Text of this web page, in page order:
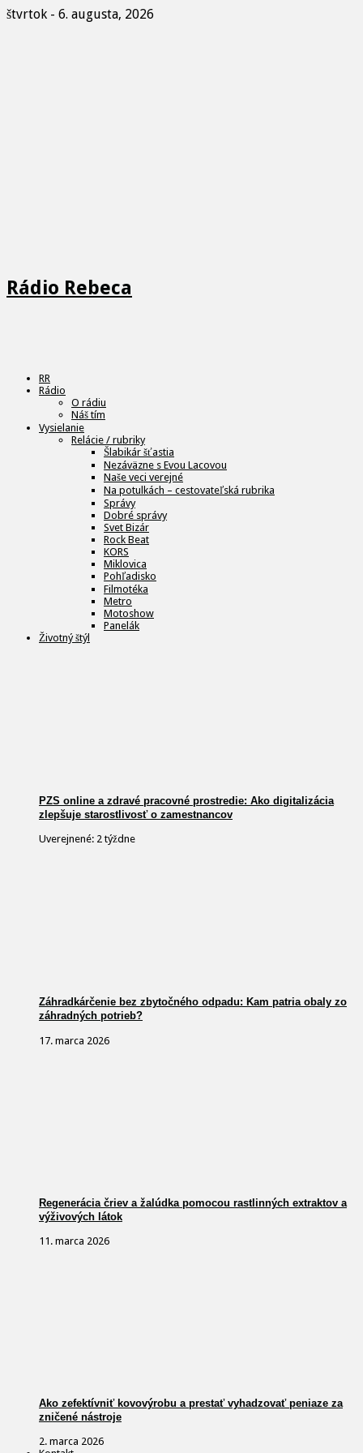
štvrtok - 6. augusta, 2026
Rádio Rebeca
RR
Rádio
O rádiu
Náš tím
Vysielanie
Relácie / rubriky
Šlabikár šťastia
Nezáväzne s Evou Lacovou
Naše veci verejné
Na potulkách – cestovateľská rubrika
Správy
Dobré správy
Svet Bizár
Rock Beat
KORS
Miklovica
Pohľadisko
Filmotéka
Metro
Motoshow
Panelák
Životný štýl
PZS online a zdravé pracovné prostredie: Ako digitalizácia
zlepšuje starostlivosť o zamestnancov
Uverejnené: 2 týždne
Záhradkárčenie bez zbytočného odpadu: Kam patria obaly zo
záhradných potrieb?
17. marca 2026
Regenerácia čriev a žalúdka pomocou rastlinných extraktov a
výživových látok
11. marca 2026
Ako zefektívniť kovovýrobu a prestať vyhadzovať peniaze za
zničené nástroje
2. marca 2026